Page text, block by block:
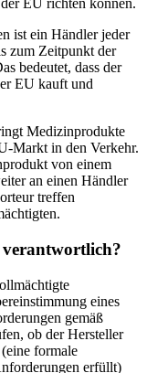
EU richten können.
ist ein Händler jeder
zum Zeitpunkt der
bedeutet, dass der
EU kauft und
Medizinprodukte
Markt in den Verkehr.
von einem
an einen Händler
treffen
eines
gemäß
ob der Hersteller
formale
erfüllt)